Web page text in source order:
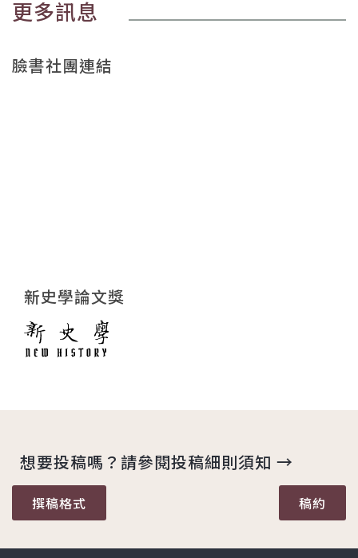
更多訊息
臉書社團連結
新史學論文獎
想要投稿嗎？請參閱投稿細則須知 →
撰稿格式 稿約